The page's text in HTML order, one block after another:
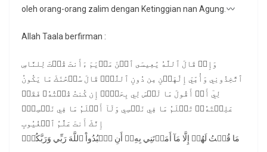
oleh orang-orang zalim dengan Ketinggian nan Agung.
Allah Taala berfirman :
وَإِذۡ قَالَ ٱللَّهُ يَٰعِيسَى ٱبۡنَ مَرۡيَمَ ءَأَنتَ قُلۡتَ لِلنَّاسِ
ٱتَّخِذُونِي وَأُمِّيَ إِلَٰهَيۡنِ مِن دُونِ ٱللَّهِۖ قَالَ سُبۡحَٰنَكَ مَا يَكُونُ
لِيٓ أَنۡ أَقُولَ مَا لَيۡسَ لِي بِحَقٍّۚ إِن كُنتُ قُلۡتُهُۥ فَقَدۡ
عَلِمۡتَهُۥۚ تَعۡلَمُ مَا فِي نَفۡسِي وَلَآ أَعۡلَمُ مَا فِي نَفۡسِكَۚ
إِنَّكَ أَنتَ عَلَّٰمُ ٱلۡغُيُوبِ
مَا قُلۡتُ لَهُمۡ إِلَّا مَآ أَمَرۡتَنِي بِهِۦٓ أَنِ ٱعۡبُدُواْ ٱللَّهَ رَبِّي وَرَبَّكُمۡۚ